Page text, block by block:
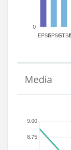
EPSAEPSG
0
Media
8.75
9.00